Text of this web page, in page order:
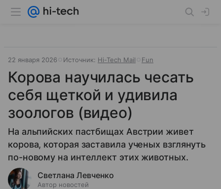
22 января 2026 Источник: Hi-Tech Mail Fun
Корова научилась чесать
себя щеткой и удивила
зоологов (видео)
На альпийских пастбищах Австрии живет
корова, которая заставила ученых взглянуть
по-новому на интеллект этих животных.
Светлана Левченко
Автор новостей